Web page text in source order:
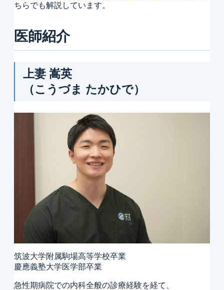
ちらでも解説しています。
医師紹介
上妻 嵩英
（こうづま たかひで）
筑波大学附属駒場高等学校卒業
慶應義塾大学医学部卒業
急性期病院での内科全般の診療経験を経て、